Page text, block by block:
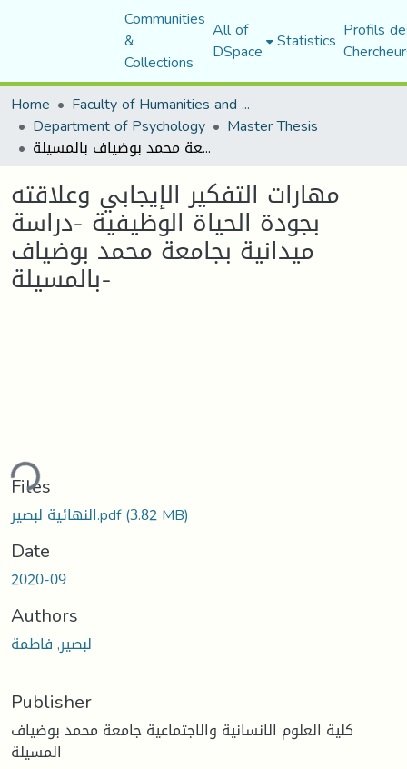
Communities
&
Collections
All of
DSpace Statistics Profils
Home
Faculty of Humanities and Social Sciences
Department of Psychology Master Thesis
مهارات التفكير الإيجابي وعلاقته بجودة الحياة الوظيفية -دراسة ميدانية بجامعة محمد بوضياف بالمسيلة-
مهارات التفكير الإيجابي وعلاقته
بجودة الحياة الوظيفية -دراسة
ميدانية بجامعة محمد بوضياف
بالمسيلة-
Files
النهائية لبصير.pdf(3.82 MB)
Date
2020-09
Authors
لبصير, فاطمة
Publisher
كلية العلوم الانسانية والاجتماعية جامعة محمد بوضياف
المسيلة